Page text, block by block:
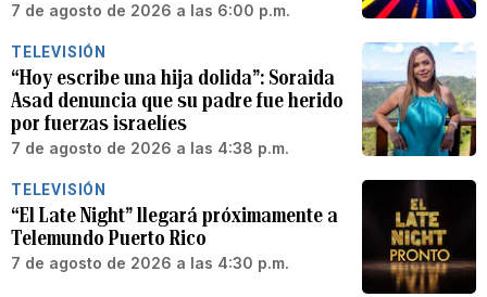
7 de agosto de 2026 a las 6:00 p.m.
TELEVISIÓN
“Hoy escribe una hija dolida”: Soraida
Asad denuncia que su padre fue herido
por fuerzas israelíes
7 de agosto de 2026 a las 4:38 p.m.
TELEVISIÓN
“El Late Night” llegará próximamente a
Telemundo Puerto Rico
7 de agosto de 2026 a las 4:30 p.m.